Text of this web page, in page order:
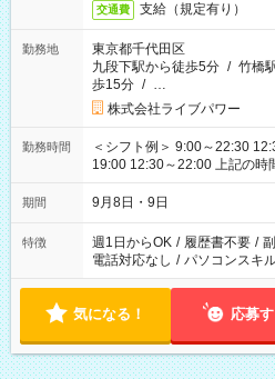
交通費 支給（規定有り）
勤務地
東京都千代田区
九段下駅から徒歩5分 / 竹橋
歩15分 / …
株式会社ライブパワー
勤務時間
＜シフト例＞ 9:00～22:30
19:00 12:30～22:00 上記の時間から好きな時間を選べます！ ※
時間は変更となる可能性があ
期間 9月8日・9日
特徴 週1日からOK / 履歴書不要 /
電話対応なし / パソコンスキ
気になる！ 応募